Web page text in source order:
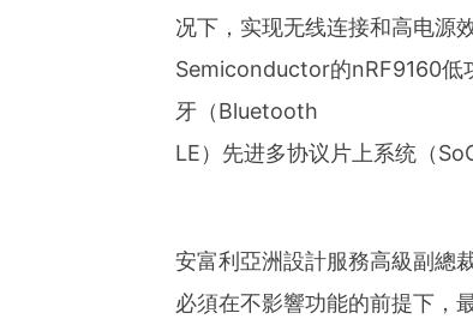
况下，实现无线连接和高电源
Semiconductor的nRF9160低
牙（Bluetooth
LE）先进多协议片上系统（
安富利亞洲設計服務高級副總
必須在不影響功能的前提下，